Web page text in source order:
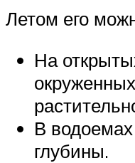
Летом его
На
В
глубины.